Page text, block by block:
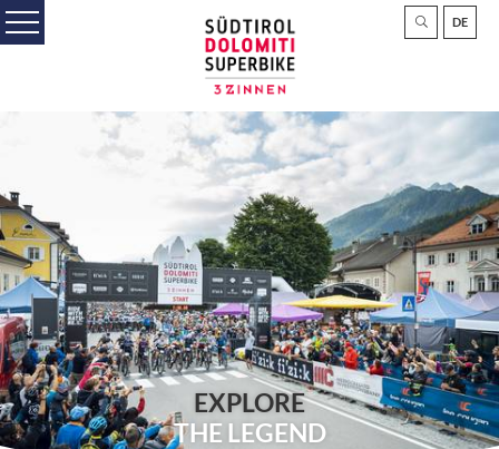
DE
EXPLORE
THE LEGEND